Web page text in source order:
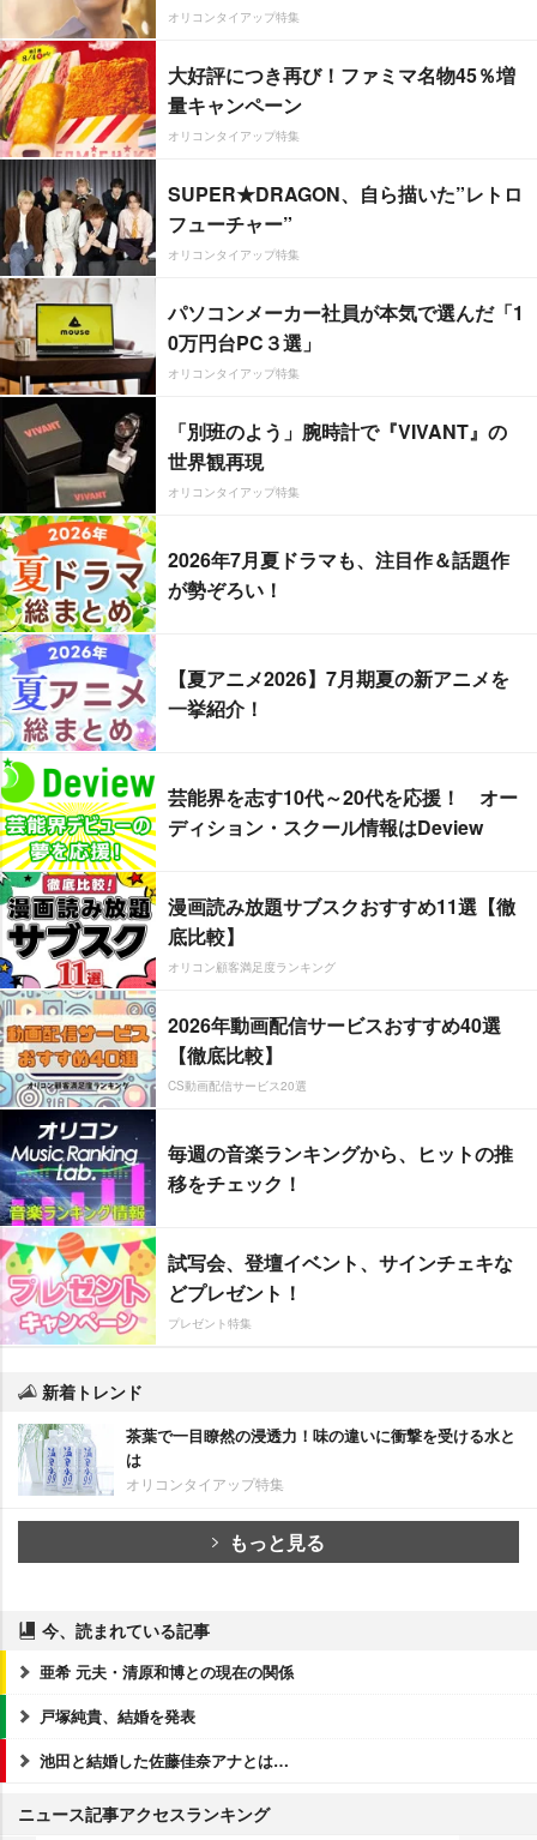
オリコンタイアップ特集
大好評につき再び！ファミマ名物45％増
量キャンペーン
オリコンタイアップ特集
SUPER★DRAGON、自ら描いた”レトロ
フューチャー”
オリコンタイアップ特集
パソコンメーカー社員が本気で選んだ「1
0万円台PC３選」
オリコンタイアップ特集
「別班のよう」腕時計で『VIVANT』の
世界観再現
オリコンタイアップ特集
2026年7月夏ドラマも、注目作＆話題作
が勢ぞろい！
【夏アニメ2026】7月期夏の新アニメを
一挙紹介！
芸能界を志す10代～20代を応援！ オー
ディション・スクール情報はDeview
漫画読み放題サブスクおすすめ11選【徹
底比較】
オリコン顧客満足度ランキング
2026年動画配信サービスおすすめ40選
【徹底比較】
CS動画配信サービス20選
毎週の音楽ランキングから、ヒットの推
移をチェック！
試写会、登壇イベント、サインチェキな
どプレゼント！
プレゼント特集
新着トレンド
茶葉で一目瞭然の浸透力！味の違いに衝撃を受ける水と
は
オリコンタイアップ特集
もっと見る
今、読まれている記事
亜希 元夫・清原和博との現在の関係
戸塚純貴、結婚を発表
池田と結婚した佐藤佳奈アナとは…
ニュース記事アクセスランキング